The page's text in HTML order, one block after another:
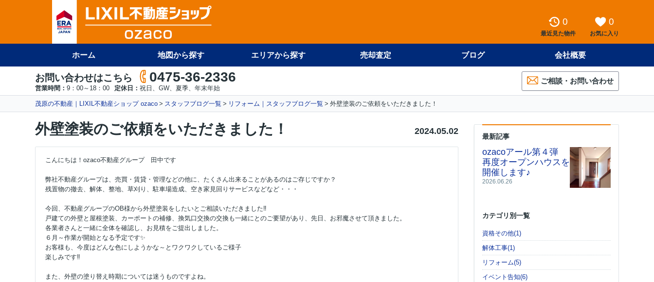
0
最近見た物件
0
お気に入り
ホーム 地図から探す エリアから探す 売却査定 ブログ 会社概要
お問い合わせはこちら 0475-36-2336
営業時間： 9：00～18：00 定休日： 祝日、GW、夏季、年末年始
ご相談・お問い合わせ
茂原の不動産｜LIXIL不動産ショップ ozaco スタッフブログ一覧 リフォーム｜スタッフブログ一覧 外壁塗装のご依頼をいただきました！
外壁塗装のご依頼をいただきました！ 2024.05.02
こんにちは！ozaco不動産グループ 田中です
弊社不動産グループは、売買・賃貸・管理などの他に、たくさん出来ることがあるのはご存じですか？
残置物の撤去、解体、整地、草刈り、駐車場造成、空き家見回りサービスなどなど・・・
今回、不動産グループのOB様から外壁塗装をしたいとご相談いただきました‼️
戸建ての外壁と屋根塗装、カーポートの補修、換気口交換の交換も一緒にとのご要望があり、先日、お邪魔させて頂きました。
各業者さんと一緒に全体を確認し、お見積をご提出しました。
６月～作業が開始となる予定です✨
お客様も、今度はどんな色にしようかな～とワクワクしているご様子
楽しみです‼
また、外壁の塗り替え時期については迷うものですよね。
最新記事
ozacoアール第４弾
再度オープンハウスを
開催します♪
2026.06.26
カテゴリ別一覧
資格その他(1)
解体工事(1)
リフォーム(5)
イベント告知(6)